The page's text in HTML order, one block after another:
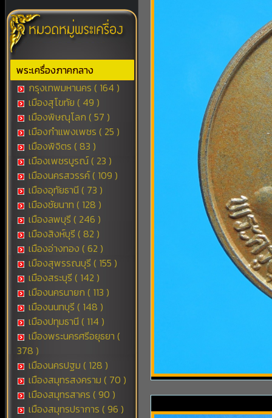
พระเครื่องภาคกลาง
กรุงเทพมหานคร ( 164 )
เมืองสุโขทัย ( 49 )
เมืองพิษณุโลก ( 57 )
เมืองกำแพงเพชร ( 25 )
เมืองพิจิตร ( 83 )
เมืองเพชรบูรณ์ ( 23 )
เมืองนครสวรรค์ ( 109 )
เมืองอุทัยธานี ( 73 )
เมืองชัยนาท ( 128 )
เมืองลพบุรี ( 246 )
เมืองสิงห์บุรี ( 82 )
เมืองอ่างทอง ( 62 )
เมืองสุพรรณบุรี ( 155 )
เมืองสระบุรี ( 142 )
เมืองนครนายก ( 113 )
เมืองนนทบุรี ( 148 )
เมืองปทุมธานี ( 114 )
เมืองพระนครศรีอยุธยา (
378 )
เมืองนครปฐม ( 128 )
เมืองสมุทรสงคราม ( 70 )
เมืองสมุทรสาคร ( 90 )
เมืองสมุทรปราการ ( 96 )